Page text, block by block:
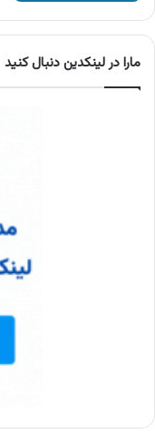
مارا در لینکدین دنبال کنید